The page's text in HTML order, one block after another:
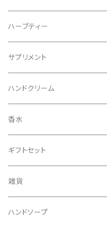
ハーブティー
サプリメント
ハンドクリーム
香水
ギフトセット
雑貨
ハンドソープ